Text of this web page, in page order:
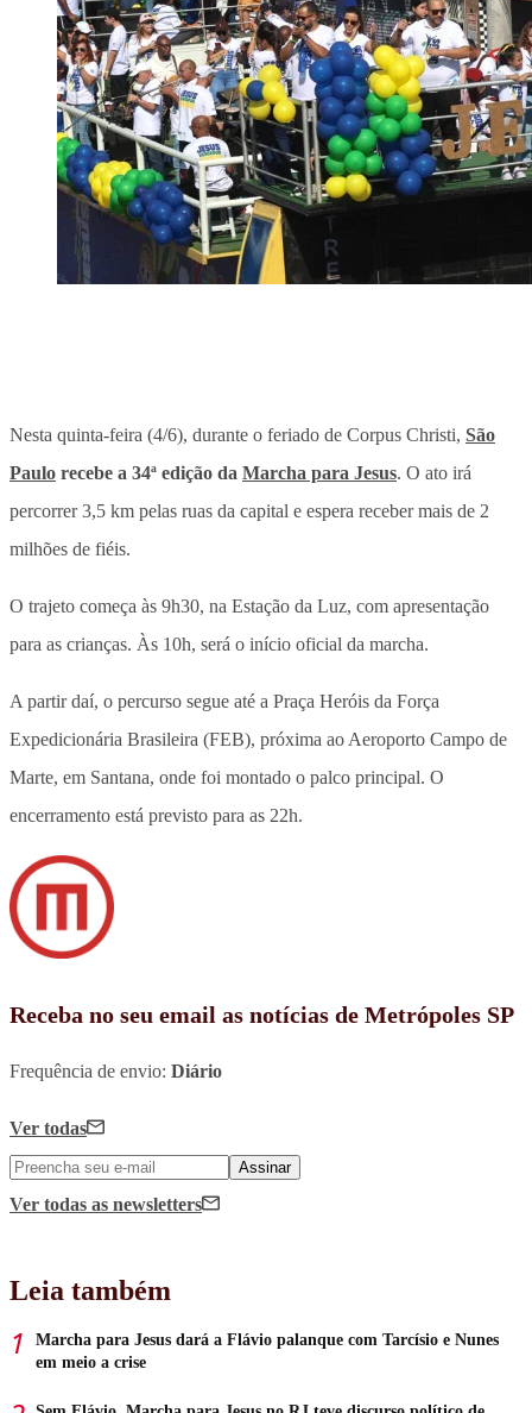
Nesta quinta-feira (4/6), durante o feriado de Corpus Christi, São
Paulo recebe a 34ª edição da Marcha para Jesus. O ato irá
percorrer 3,5 km pelas ruas da capital e espera receber mais de 2
milhões de fiéis.
O trajeto começa às 9h30, na Estação da Luz, com apresentação
para as crianças. Às 10h, será o início oficial da marcha.
A partir daí, o percurso segue até a Praça Heróis da Força
Expedicionária Brasileira (FEB), próxima ao Aeroporto Campo de
Marte, em Santana, onde foi montado o palco principal. O
encerramento está previsto para as 22h.
Receba no seu email as notícias de Metrópoles SP
Frequência de envio: Diário
Ver todas
Assinar
Ver todas as newsletters
Leia também
Marcha para Jesus dará a Flávio palanque com Tarcísio e Nunes
em meio a crise